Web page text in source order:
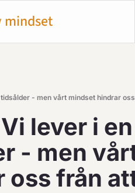
mindset
- men vårt mindset hindrar
lever i en
- men
oss från